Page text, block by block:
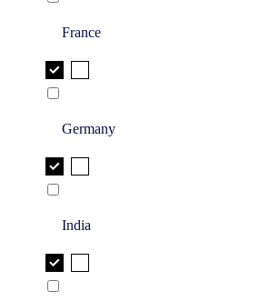
France
Germany
India